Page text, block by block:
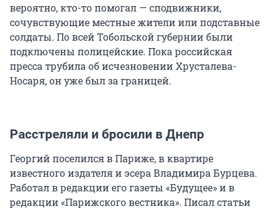
вероятно, кто-то помогал — сподвижники,
сочувствующие местные жители или подставные
солдаты. По всей Тобольской губернии были
подключены полицейские. Пока российская
пресса трубила об исчезновении Хрусталева-
Носаря, он уже был за границей.
Расстреляли и бросили в Днепр
Георгий поселился в Париже, в квартире
известного издателя и эсера Владимира Бурцева.
Работал в редакции его газеты «Будущее» и в
редакции «Парижского вестника». Писал статьи